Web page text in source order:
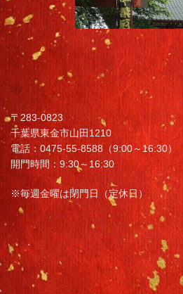
〒283-0823
千葉県東金市山田1210
電話：0475-55-8588（9:00～16:30）
開門時間：9:30～16:30
※毎週金曜は閉門日（定休日）